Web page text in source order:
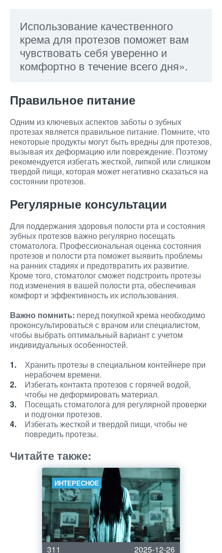
Использование качественного
крема для протезов поможет вам
чувствовать себя уверенно и
комфортно в течение всего дня».
Правильное питание
Одним из ключевых аспектов заботы о зубных
протезах является правильное питание. Помните, что
некоторые продукты могут быть вредны для протезов,
вызывая их деформацию или повреждение. Поэтому
рекомендуется избегать жесткой, липкой или слишком
твердой пищи, которая может негативно сказаться на
состоянии протезов.
Регулярные консультации
Для поддержания здоровья полости рта и состояния
зубных протезов важно регулярно посещать
стоматолога. Профессиональная оценка состояния
протезов и полости рта поможет выявить проблемы
на ранних стадиях и предотвратить их развитие.
Кроме того, стоматолог сможет подстроить протезы
под изменения в вашей полости рта, обеспечивая
комфорт и эффективность их использования.
Важно помнить: перед покупкой крема необходимо
проконсультироваться с врачом или специалистом,
чтобы выбрать оптимальный вариант с учетом
индивидуальных особенностей.
Хранить протезы в специальном контейнере при
нерабочем времени.
Избегать контакта протезов с горячей водой,
чтобы не деформировать материал.
Посещать стоматолога для регулярной проверки
и подгонки протезов.
Избегать жесткой и твердой пищи, чтобы не
повредить протезы.
Читайте также:
ИНТЕРЕСНОЕ
311 2025-12-26